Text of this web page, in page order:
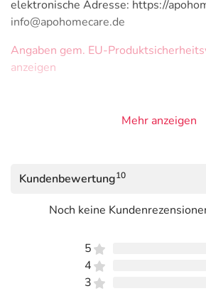
elektronische Adresse: https://
info@apohomecare.de
Angaben gem. EU-
anzeigen
Mehr anzeigen
Kundenbewertung10
Noch keine
5
4
3